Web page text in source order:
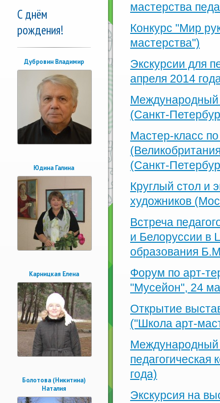
С днём
рождения!
Дубровин Владимир
Юдина Галина
Карницкая Елена
Болотова (Никитина)
Наталия
мастерства
Конкурс "Мир
мастерства")
Экскурсии для
апреля 2014
Международный
(Санкт-
Мастер-класс
(Санкт-
Круглый стол и
художников
Встреча
и Белоруссии в
образования
Форум по арт-
"Мусейон", 24
Открытие
("Школа арт-
Международный
года)
Экскурсия на